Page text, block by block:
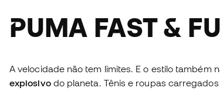
PUMA FAST &
A velocidade não tem limites. E o estilo também
explosivodo planeta. Tênis e roupas